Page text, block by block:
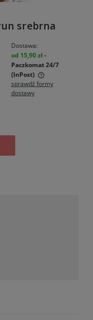
srebrna
Dostawa:
od 15,90 zł-
Paczkomat 24/7
(InPost)
płatności
sprawdź formy
dostawy